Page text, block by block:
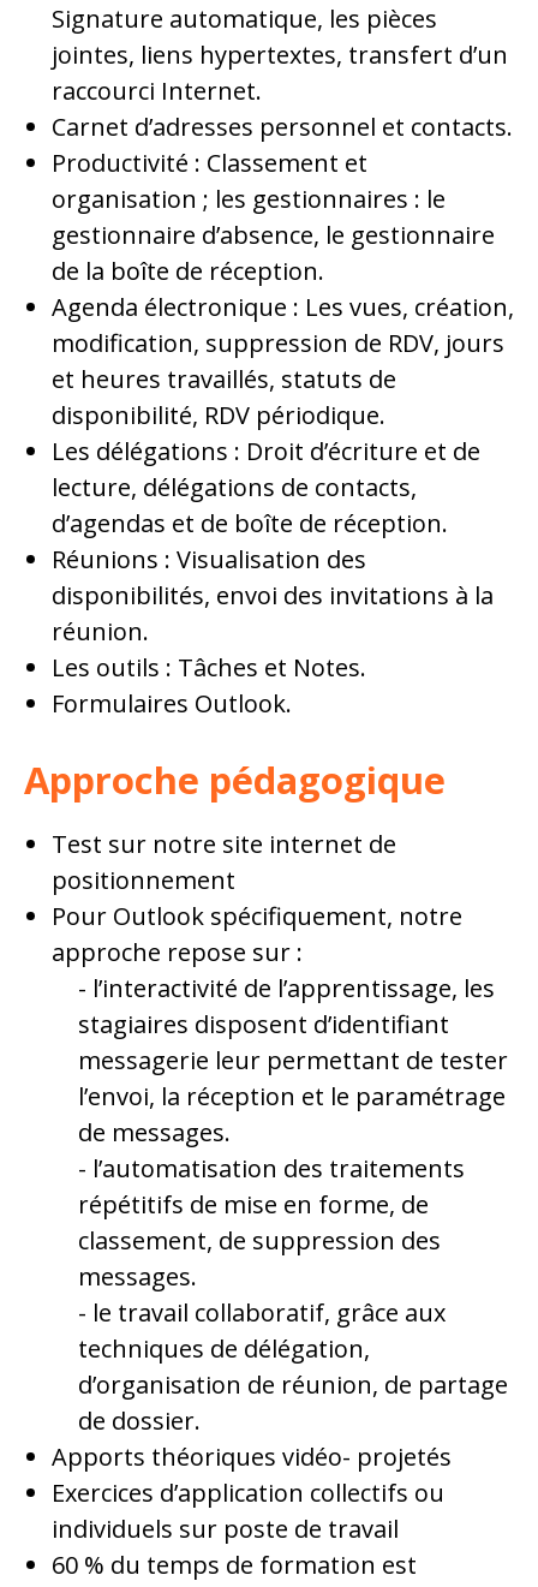
Signature automatique, les pièces
jointes, liens hypertextes, transfert d’un
raccourci Internet.
Carnet d’adresses personnel et contacts.
Productivité : Classement et
organisation ; les gestionnaires : le
gestionnaire d’absence, le gestionnaire
de la boîte de réception.
Agenda électronique : Les vues, création,
modification, suppression de RDV, jours
et heures travaillés, statuts de
disponibilité, RDV périodique.
Les délégations : Droit d’écriture et de
lecture, délégations de contacts,
d’agendas et de boîte de réception.
Réunions : Visualisation des
disponibilités, envoi des invitations à la
réunion.
Les outils : Tâches et Notes.
Formulaires Outlook.
Approche pédagogique
Test sur notre site internet de
positionnement
Pour Outlook spécifiquement, notre
approche repose sur :
l’interactivité de l’apprentissage, les
stagiaires disposent d’identifiant
messagerie leur permettant de tester
l’envoi, la réception et le paramétrage
de messages.
l’automatisation des traitements
répétitifs de mise en forme, de
classement, de suppression des
messages.
le travail collaboratif, grâce aux
techniques de délégation,
d’organisation de réunion, de partage
de dossier.
Apports théoriques vidéo- projetés
Exercices d’application collectifs ou
individuels sur poste de travail
60 % du temps de formation est